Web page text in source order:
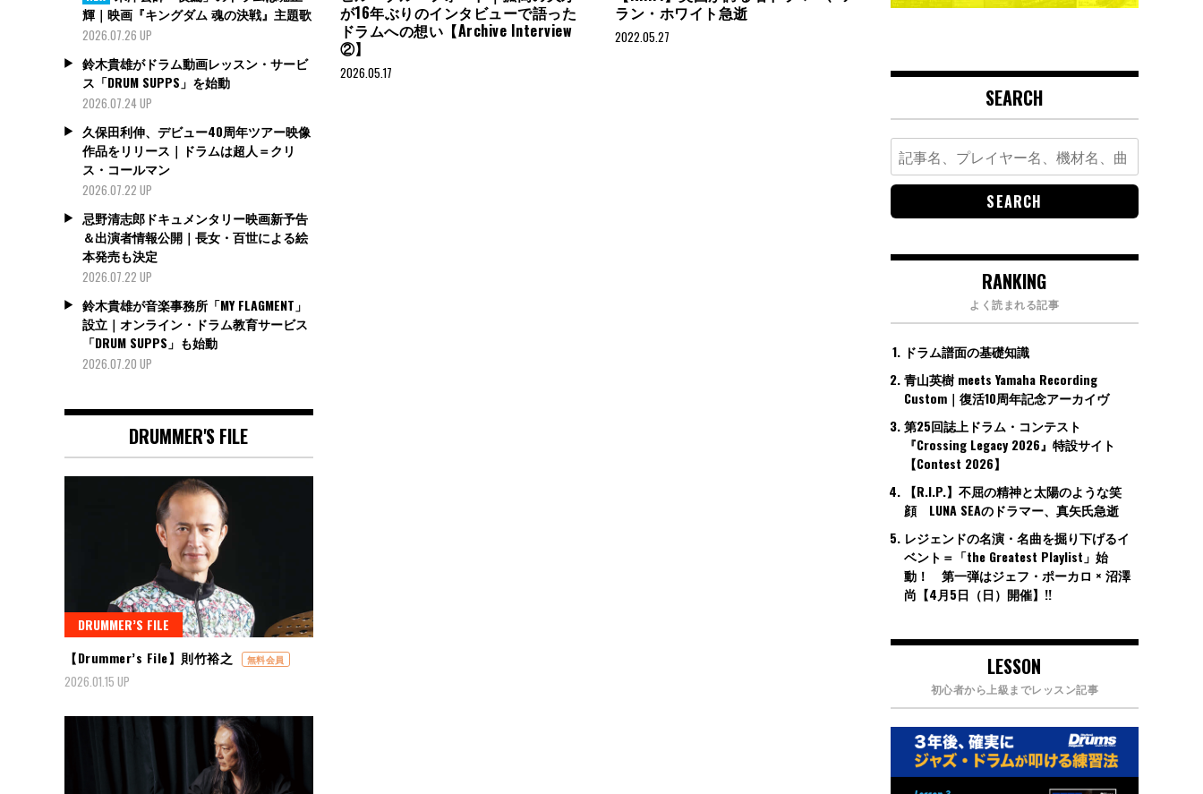
が16年ぶりのインタビューで語った
ドラムへの想い【Archive Interview
②】
2026.05.17
ラン・ホワイト急逝
2022.05.27
輝｜映画『キングダム 魂の決戦』主題歌
2026.07.26 UP
鈴木貴雄がドラム動画レッスン・サービ
ス「DRUM SUPPS」を始動
2026.07.24 UP
久保田利伸、デビュー40周年ツアー映像
作品をリリース｜ドラムは超人＝クリ
ス・コールマン
2026.07.22 UP
忌野清志郎ドキュメンタリー映画新予告
＆出演者情報公開｜長女・百世による絵
本発売も決定
2026.07.22 UP
鈴木貴雄が音楽事務所「MY FLAGMENT」
設立｜オンライン・ドラム教育サービス
「DRUM SUPPS」も始動
2026.07.20 UP
DRUMMER'S FILE
DRUMMER’S FILE
【Drummer’s File】則竹裕之
無料会員
2026.01.15 UP
SEARCH
Search
for:
RANKING
よく読まれる記事
ドラム譜面の基礎知識
青山英樹 meets Yamaha Recording
Custom｜復活10周年記念アーカイヴ
第25回誌上ドラム・コンテスト
『Crossing Legacy 2026』特設サイト
【Contest 2026】
【R.I.P.】不屈の精神と太陽のような笑
顔 LUNA SEAのドラマー、真矢氏急逝
レジェンドの名演・名曲を掘り下げるイ
ベント＝「the Greatest Playlist」始
動！ 第一弾はジェフ・ポーカロ × 沼澤
尚【4月5日（日）開催】!!
LESSON
初心者から上級までレッスン記事